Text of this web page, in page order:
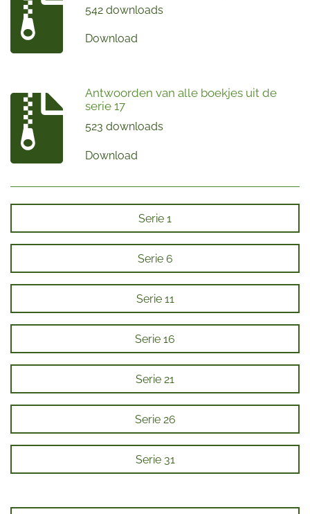
542 downloads
Download
Antwoorden van alle boekjes uit de
serie 17
523 downloads
Download
Serie 1
Serie 6
Serie 11
Serie 16
Serie 21
Serie 26
Serie 31